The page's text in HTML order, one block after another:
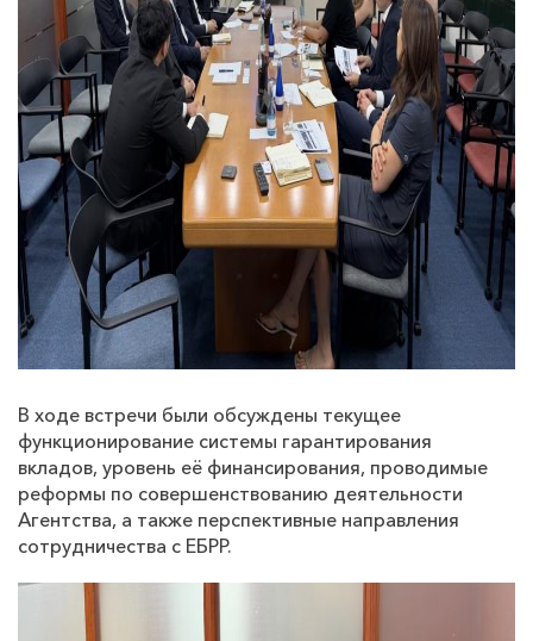
В ходе встречи были обсуждены текущее
функционирование системы гарантирования
вкладов, уровень её финансирования, проводимые
реформы по совершенствованию деятельности
Агентства, а также перспективные направления
сотрудничества с ЕБРР.